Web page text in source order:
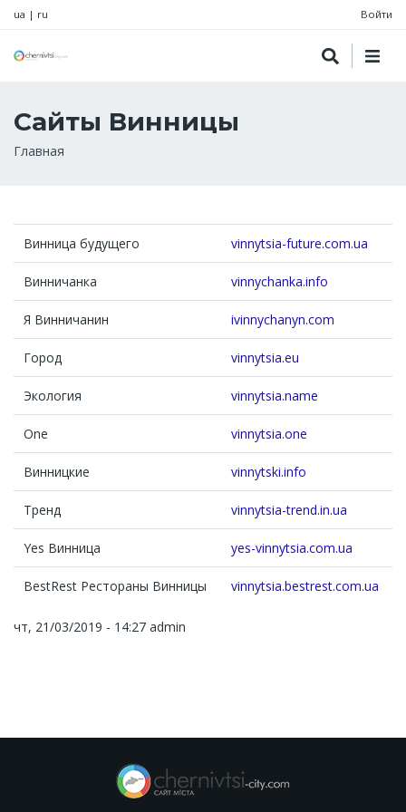
ua | ru Войти
Сайты Винницы
Строка
Главная
Винница будущего vinnytsia-future.com.ua
Винничанка vinnychanka.info
Я Винничанин ivinnychanyn.com
Город vinnytsia.eu
Экология vinnytsia.name
One vinnytsia.one
Винницкие vinnytski.info
Тренд vinnytsia-trend.in.ua
Yes Винница yes-vinnytsia.com.ua
BestRest Рестораны Винницы vinnytsia.bestrest.com.ua
чт, 21/03/2019 - 14:27 admin